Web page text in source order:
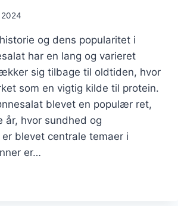
2024
og dens popularitet i
har en lang og varieret
sig tilbage til oldtiden, hvor
som en vigtig kilde til protein.
blevet en populær ret,
år, hvor sundhed og
blevet centrale temaer i
er…